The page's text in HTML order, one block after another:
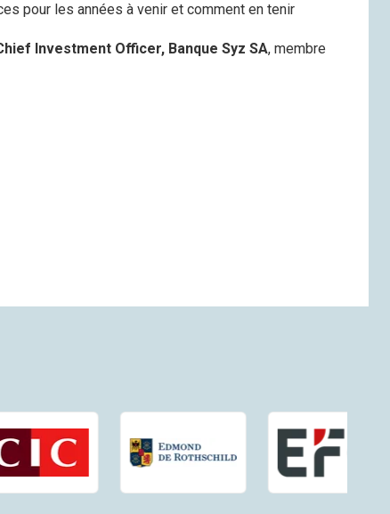
pour les années à venir et comment en tenir
Investment Officer, Banque Syz SA, membre